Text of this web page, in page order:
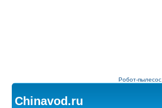
Робот-пылесос.
Chinavod.ru